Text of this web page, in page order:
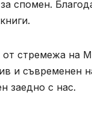
спомен.
от стремежа на
и съвременен
заедно с нас.